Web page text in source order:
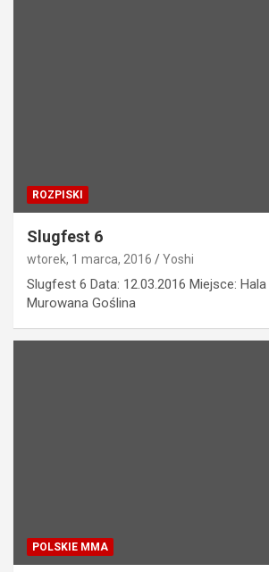
ROZPISKI
Slugfest 6
wtorek, 1 marca, 2016 Yoshi
Slugfest 6 Data: 12.03.2016 Miejsce:
Murowana Goślina
POLSKIE MMA